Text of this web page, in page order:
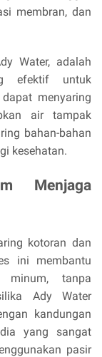
membran, dan
Water, adalah
efektif untuk
menyaring
air tampak
bahan-bahan
kesehatan.
Menjaga
kotoran dan
ini membantu
tanpa
Ady Water
kandungan
yang sangat
pasir